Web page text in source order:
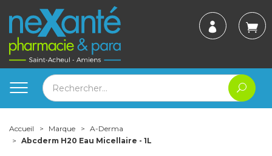
Accueil Marque
A-Derma
Abcderm H20 Eau Micellaire - 1L